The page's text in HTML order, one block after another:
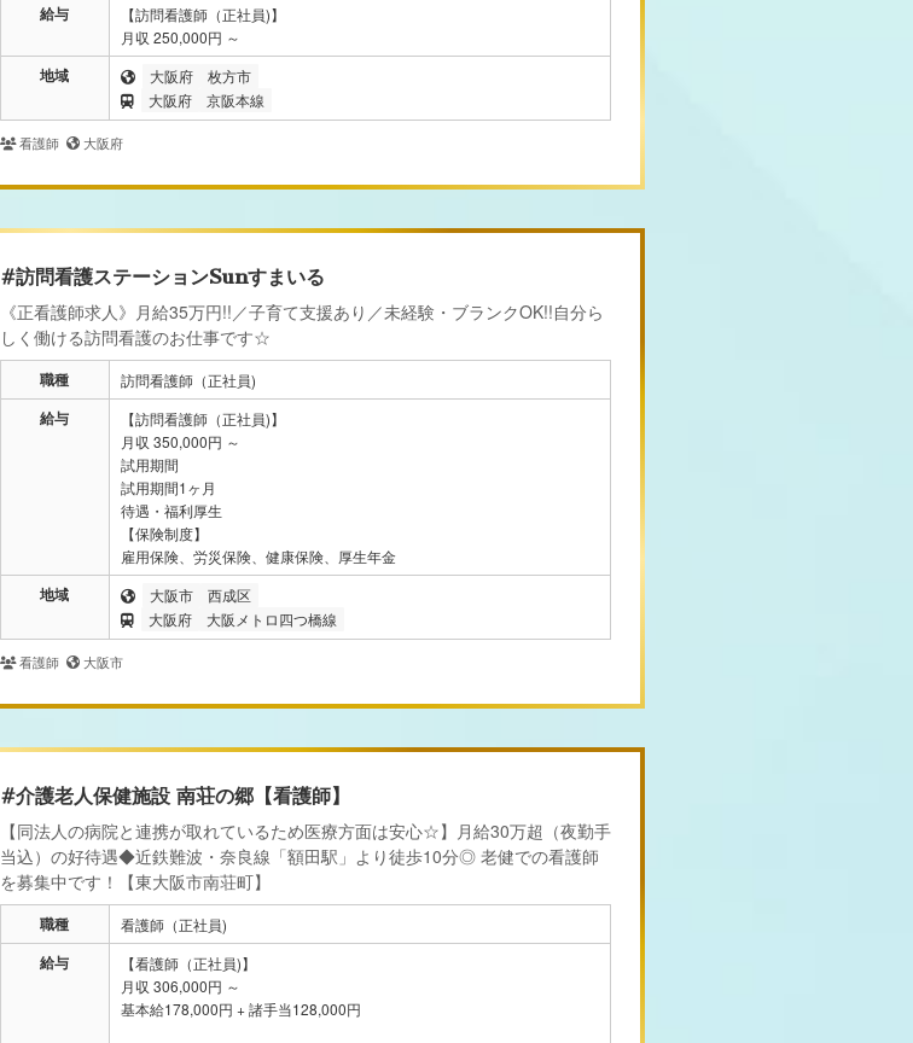
給与
【訪問看護師（正社員)】
月収 250,000円 ～
地域 大阪府
枚方市
大阪府
京阪本線
看護師 大阪府
#訪問看護ステーションSunすまいる
《正看護師求人》月給35万円!!／子育て支援あり／未経験・ブランクOK!!自分ら
しく働ける訪問看護のお仕事です☆
職種 訪問看護師（正社員)
給与
【訪問看護師（正社員)】
月収 350,000円 ～
試用期間
試用期間1ヶ月
待遇・福利厚生
【保険制度】
雇用保険、労災保険、健康保険、厚生年金
地域 大阪市
西成区
大阪府
大阪メトロ四つ橋線
看護師 大阪市
#介護老人保健施設 南荘の郷【看護師】
【同法人の病院と連携が取れているため医療方面は安心☆】月給30万超（夜勤手
当込）の好待遇◆近鉄難波・奈良線「額田駅」より徒歩10分◎ 老健での看護師
を募集中です！【東大阪市南荘町】
職種 看護師（正社員)
給与
【看護師（正社員)】
月収 306,000円 ～
基本給178,000円 + 諸手当128,000円